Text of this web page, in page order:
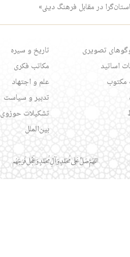
در مقابل فرهنگ دینی»
تصویری
اساتید
تاریخ و سیره
مکاتب فکری
علم و اجتهاد
تدبیر و سیاست
تشکیلات حوزوی
بین‌الملل